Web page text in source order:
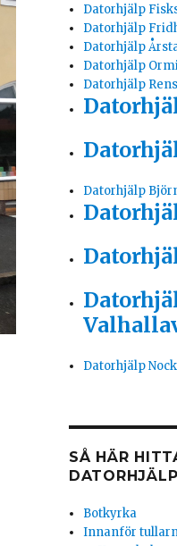
Datorhjälp
Datorhjälp
Datorhjälp
Datorhjälp
Datorhjälp
Datorhjälp
Datorhjälp
SÅ HÄR
Botkyrka
Innanför